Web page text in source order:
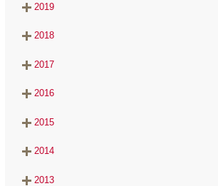
2019
2018
2017
2016
2015
2014
2013